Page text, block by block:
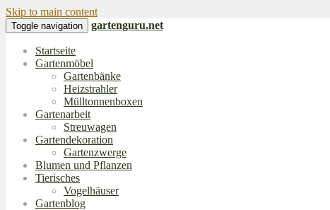
Skip to main content
Toggle navigation gartenguru.net
Startseite
Gartenmöbel
Gartenbänke
Heizstrahler
Mülltonnenboxen
Gartenarbeit
Streuwagen
Gartendekoration
Gartenzwerge
Blumen und Pflanzen
Tierisches
Vogelhäuser
Gartenblog